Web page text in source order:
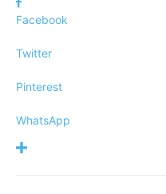
Facebook
Twitter
Pinterest
WhatsApp